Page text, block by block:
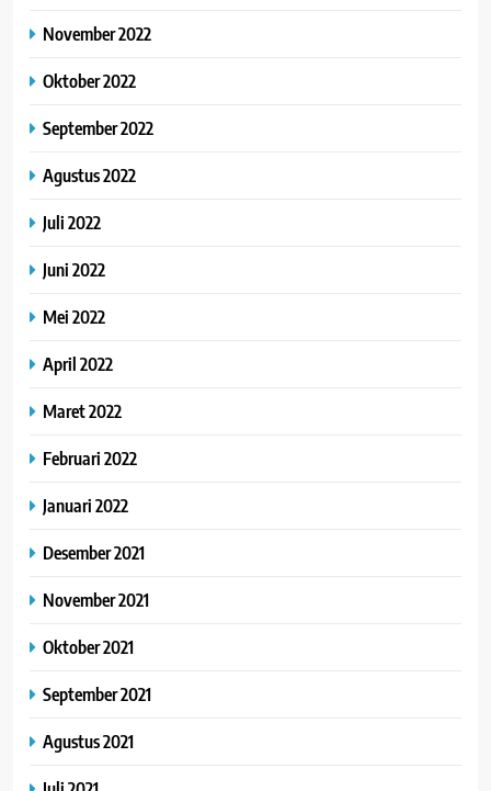
November 2022
Oktober 2022
September 2022
Agustus 2022
Juli 2022
Juni 2022
Mei 2022
April 2022
Maret 2022
Februari 2022
Januari 2022
Desember 2021
November 2021
Oktober 2021
September 2021
Agustus 2021